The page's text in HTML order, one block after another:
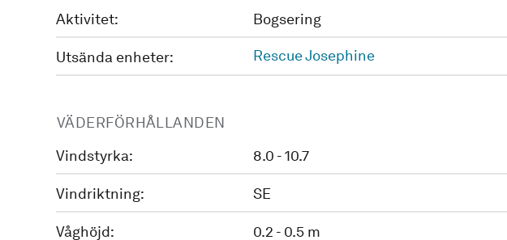
Aktivitet: Bogsering
Utsända enheter: Rescue Josephine
VÄDERFÖRHÅLLANDEN
Vindstyrka:
8.0 - 10.7
Vindriktning: SE
Våghöjd: 0.2 - 0.5 m